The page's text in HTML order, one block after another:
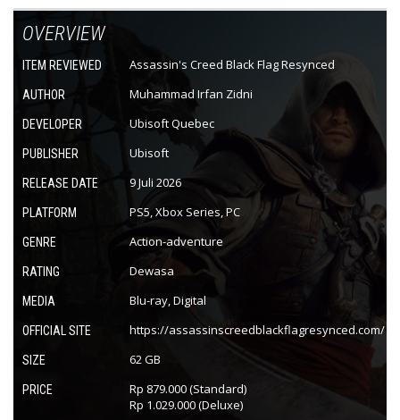
OVERVIEW
ITEM REVIEWED Assassin's Creed Black Flag Resynced
AUTHOR Muhammad Irfan Zidni
DEVELOPER Ubisoft Quebec
PUBLISHER Ubisoft
RELEASE DATE 9 Juli 2026
PLATFORM PS5, Xbox Series, PC
GENRE Action-adventure
RATING Dewasa
MEDIA Blu-ray, Digital
OFFICIAL SITE https://assassinscreedblackflagresynced.com/
SIZE 62 GB
PRICE
Rp 879.000 (Standard)
Rp 1.029.000 (Deluxe)